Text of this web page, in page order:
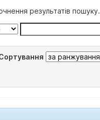
результатів пошуку.